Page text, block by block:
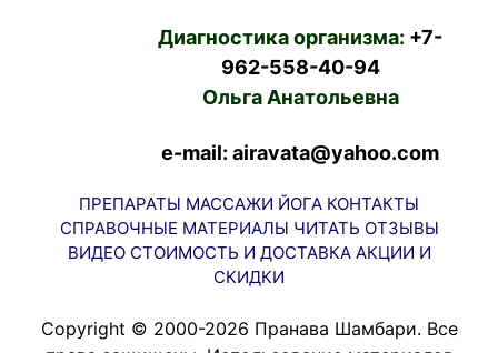
Диагностика организма: +7-
962-558-40-94
Ольга Анатольевна
e-mail: airavata@yahoo.com
ПРЕПАРАТЫ МАССАЖИ ЙОГА КОНТАКТЫ
СПРАВОЧНЫЕ МАТЕРИАЛЫ ЧИТАТЬ ОТЗЫВЫ
ВИДЕО СТОИМОСТЬ И ДОСТАВКА АКЦИИ И
СКИДКИ
Copyright © 2000-2026 Пранава Шамбари. Все